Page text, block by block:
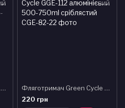
Фляготримач Green Cycle GGE-112 алюмінієвий 500-750ml синій
Фляготримач Green Cycle GGE-112 алюмінієвий 500-750ml сріблястий
220 грн